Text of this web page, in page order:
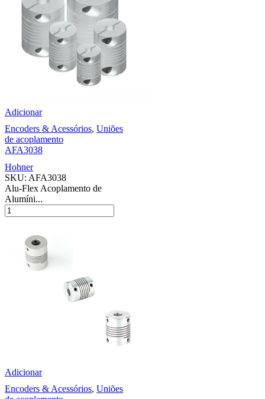
Adicionar
Encoders & Acessórios, Uniões
de acoplamento
AFA3038
Hohner
SKU: AFA3038
Alu-Flex Acoplamento de
Alumíni...
Adicionar
Encoders & Acessórios, Uniões